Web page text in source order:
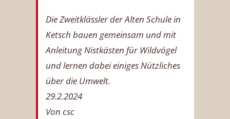
Die Zweitklässler der Alten Schule in
Ketsch bauen gemeinsam und mit
Anleitung Nistkästen für Wildvögel
und lernen dabei einiges Nützliches
über die Umwelt.
29.2.2024
Von csc